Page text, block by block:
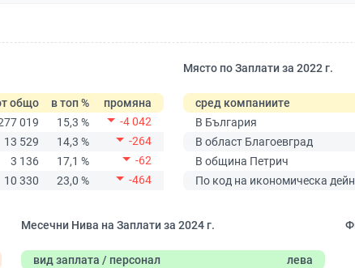
общо в топ %
промяна
019 15,3 %
-4 042
13 529 14,3 %
-264
3 136 17,1 %
-62
10 330 23,0 % -464
Място по Заплати за 2022 г.
сред компаниите
В България
В област Благоевград
В община Петрич
По код на икономическа
Месечни Нива на Заплати за 2024 г.
вид заплата / персонал
лева